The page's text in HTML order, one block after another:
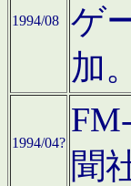
1994/08
ゲ
加。
1994/04?
聞